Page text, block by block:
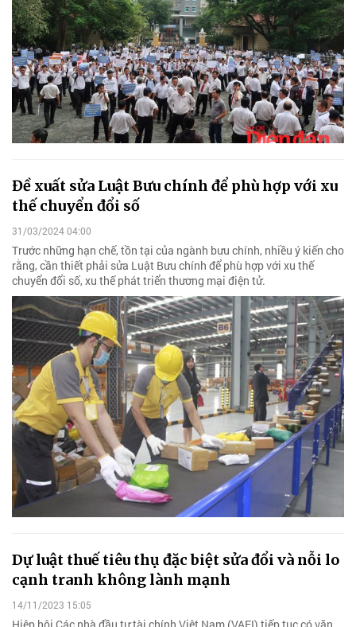
Đề xuất sửa Luật Bưu chính để phù hợp với xu
thế chuyển đổi số
31/03/2024 04:00
Trước những hạn chế, tồn tại của ngành bưu chính, nhiều ý kiến cho
rằng, cần thiết phải sửa Luật Bưu chính để phù hợp với xu thế
chuyển đổi số, xu thế phát triển thương mại điện tử.
Dự luật thuế tiêu thụ đặc biệt sửa đổi và nỗi lo
cạnh tranh không lành mạnh
14/11/2023 15:05